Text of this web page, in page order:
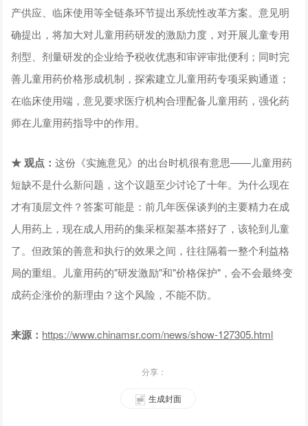
产供应、临床使用等全链条环节提出系统性改革方案。意见明
确提出，将加大对儿童用药研发的激励力度，对开展儿童专用
剂型、剂量研发的企业给予税收优惠和审评审批便利；同时完
善儿童用药价格形成机制，探索建立儿童用药专项采购通道；
在临床使用端，意见要求医疗机构合理配备儿童用药，强化药
师在儿童用药指导中的作用。
★ 观点：这份《实施意见》的出台时机很有意思——儿童用药
短缺不是什么新问题，这个议题至少讨论了十年。为什么现在
才有顶层文件？答案可能是：前几年医保谈判的主要精力在成
人用药上，现在成人用药的集采框架基本搭好了，该轮到儿童
了。但政策的善意和执行的效果之间，往往隔着一整个利益格
局的重组。儿童用药的"研发激励"和"价格保护"，会不会最终变
成药企涨价的新理由？这个风险，不能不防。
来源： https://www.chinamsr.com/news/show-127305.html
分享：
生成封面